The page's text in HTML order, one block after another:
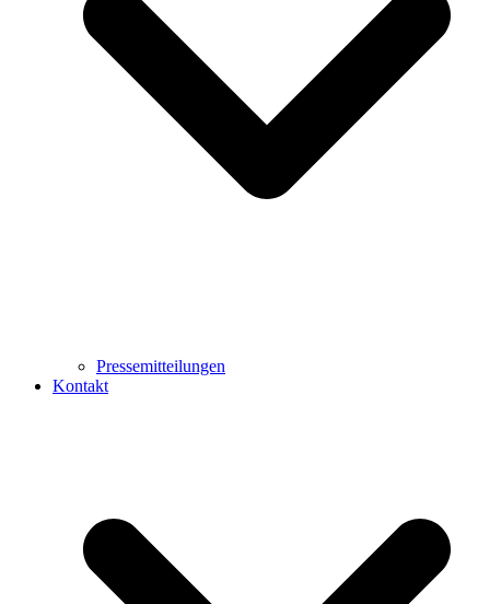
Pressemitteilungen
Kontakt